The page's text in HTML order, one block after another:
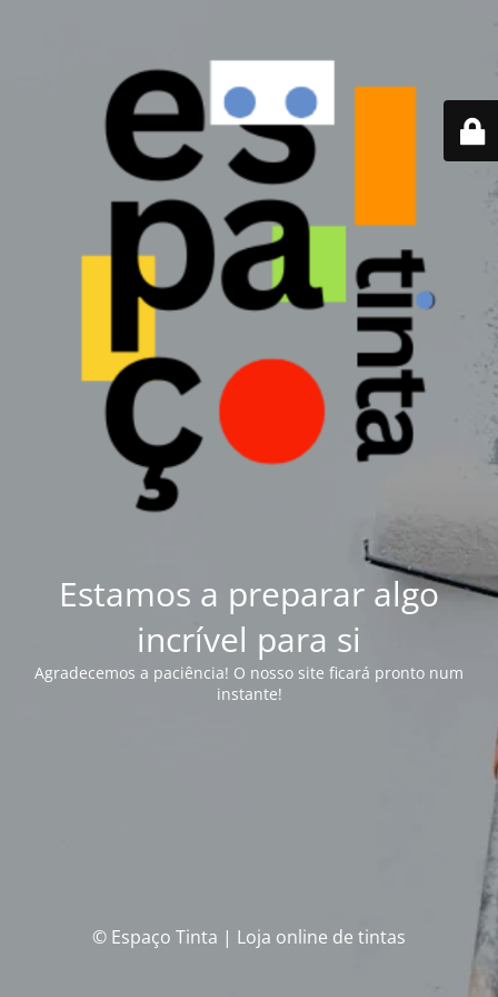
Estamos a preparar algo
incrível para si
Agradecemos a paciência! O nosso site ficará pronto num
instante!
© Espaço Tinta | Loja online de tintas